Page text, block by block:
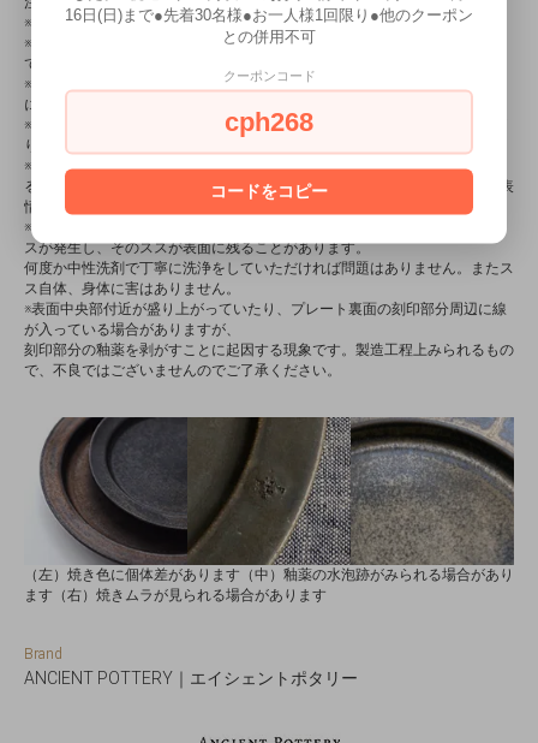
※金属たわしやクレンザーはキズの原因になります。
※ご使用後は早めに汚れを落とし、良く乾燥させ、湿気の少ない所で保管し
てください。
※長時間の浸け置きや食品を入れたままの放置は、変色・カビ・臭気の原因
になります。
※この製品は、手作業により作成されているため、諸条件により、焼き上が
りにばらつきがあります。
※色ムラ、釉たれの出る釉薬を使用しています。また釉薬の水泡跡も見られ
る場合があります。これを理由にした返品交換はお断りしています。器の表
情、経年変化をお楽しみください。
※ブラス色の釉薬には金属成分（マンガン）が入っているため、焼成時にス
スが発生し、そのススが表面に残ることがあります。
何度か中性洗剤で丁寧に洗浄をしていただければ問題はありません。またス
ス自体、身体に害はありません。
※表面中央部付近が盛り上がっていたり、プレート裏面の刻印部分周辺に線
が入っている場合がありますが、
刻印部分の釉薬を剥がすことに起因する現象です。製造工程上みられるもの
で、不良ではございませんのでご了承ください。
（左）焼き色に個体差があります（中）釉薬の水泡跡がみられる場合があり
ます（右）焼きムラが見られる場合があります
Brand
ANCIENT POTTERY｜エイシェントポタリー
16日(日)まで●先着30名様●お一人様1回限り●他のクーポン
との併用不可
クーポンコード
cph268
コードをコピー